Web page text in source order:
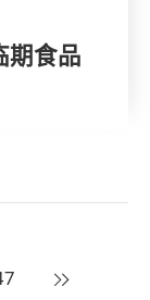
期食品
下一页